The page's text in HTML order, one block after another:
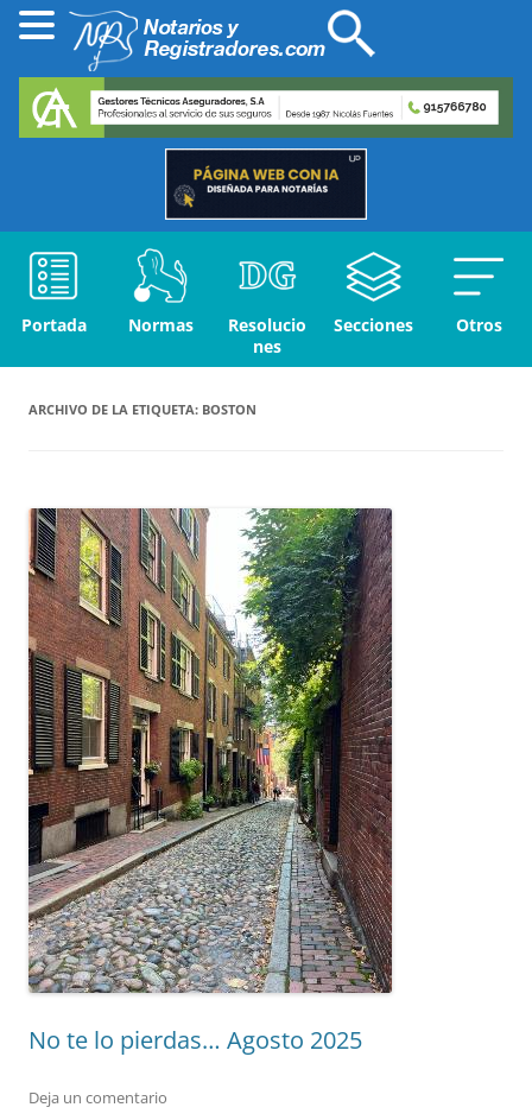
Portada Normas
Resolucio
nes
Secciones Otros
ARCHIVO DE LA ETIQUETA: BOSTON
No te lo pierdas… Agosto 2025
Deja un comentario